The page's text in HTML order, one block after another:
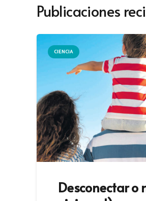
Publicaciones
CIENCIA
Desconectar o